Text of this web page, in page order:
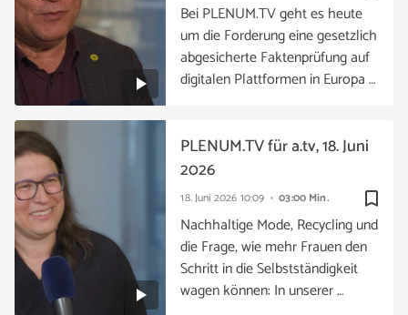
Bei PLENUM.TV geht es heute
um die Forderung eine gesetzlich
abgesicherte Faktenprüfung auf
digitalen Plattformen in Europa …
bookmark_border
18. Juni 2026 10:09 03:00 Min.
PLENUM.TV für a.tv, 18. Juni
2026
Nachhaltige Mode, Recycling und
die Frage, wie mehr Frauen den
Schritt in die Selbstständigkeit
wagen können: In unserer …